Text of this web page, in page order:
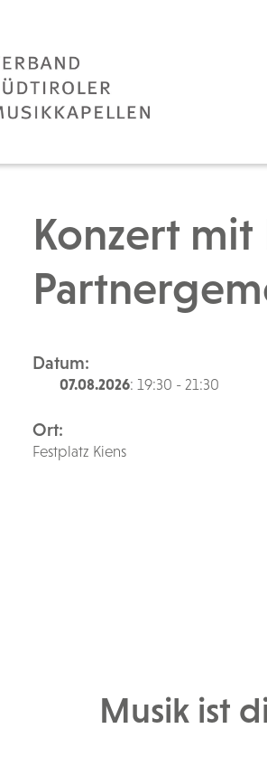
Konzert
Datum:
07.08.2026: 19:30 - 21:30
Ort:
Festplatz Kiens
Musik ist